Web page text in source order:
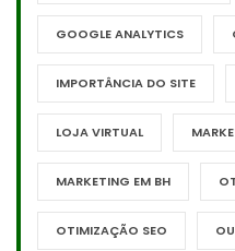
GOOGLE ANALYTICS
IMPORTÂNCIA DO SITE
LOJA VIRTUAL
MARKETING EM BH
OTIMIZAÇÃO SEO